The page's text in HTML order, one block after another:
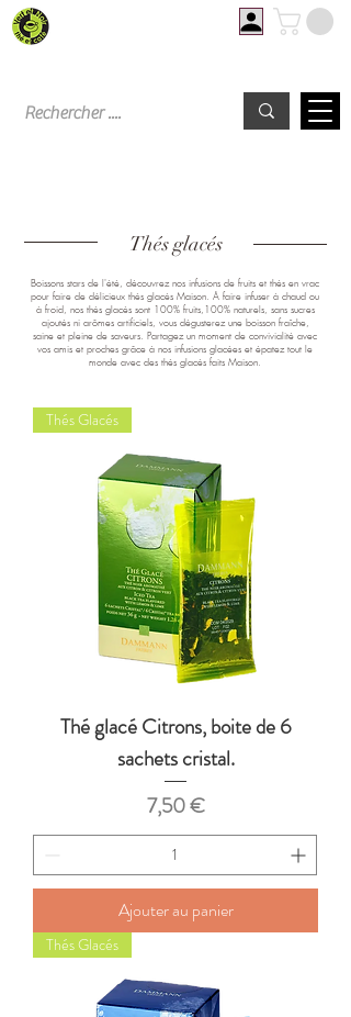
Thés glacés
Boissons stars de l'été, découvrez nos infusions de fruits et thés en vrac
pour faire de délicieux thés glacés Maison. À faire infuser à chaud ou
à froid, nos thés glacés sont 100% fruits,100% naturels, sans sucres
ajoutés ni arômes artificiels, vous dégusterez une boisson fraîche,
saine et pleine de saveurs. Partagez un moment de convivialité avec
vos amis et proches grâce à nos infusions glacées et épatez tout le
monde avec des thés glacés faits Maison.
Thés Glacés
Thé glacé Citrons, boite de 6
sachets cristal.
Prix
7,50 €
Ajouter au panier
Thés Glacés